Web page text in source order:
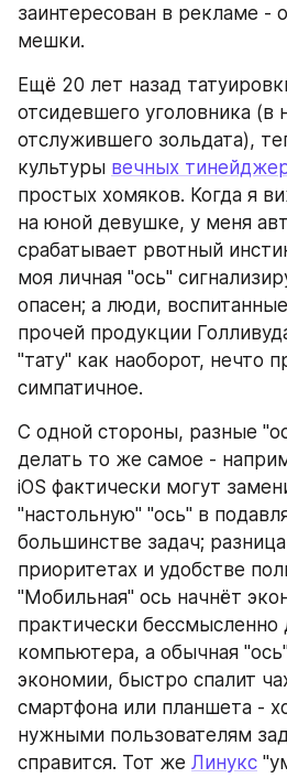
заинтересован в рекламе -
мешки.
Ещё 20 лет назад
отсидевшего уголовника (в
отслужившего зольдата),
культуры вечных
простых хомяков. Когда я
на юной девушке, у меня
срабатывает рвотный
моя личная "ось"
опасен; а люди,
прочей продукции
"тату" как наоборот, нечто
симпатичное.
С одной стороны, разные
делать то же самое -
iOS фактически могут
"настольную" "ось" в
большинстве задач;
приоритетах и удобстве
"Мобильная" ось начнёт
практически бессмысленно
компьютера, а обычная
экономии, быстро спалит
смартфона или планшета -
нужными пользователям
справится. Тот же Линукс